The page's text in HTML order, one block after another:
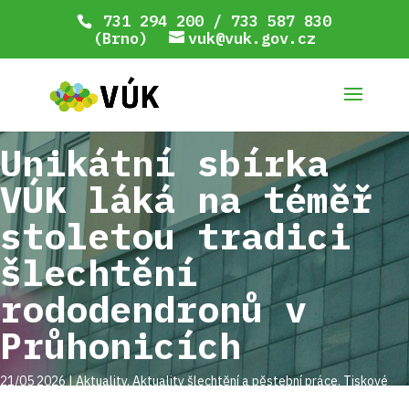
731 294 200 / 733 587 830
(Brno)
vuk@vuk.gov.cz
Unikátní sbírka
VÚK láká na téměř
stoletou tradici
šlechtění
rododendronů v
Průhonicích
21/05 2026|Aktuality, Aktuality šlechtění a pěstební práce, Tiskové